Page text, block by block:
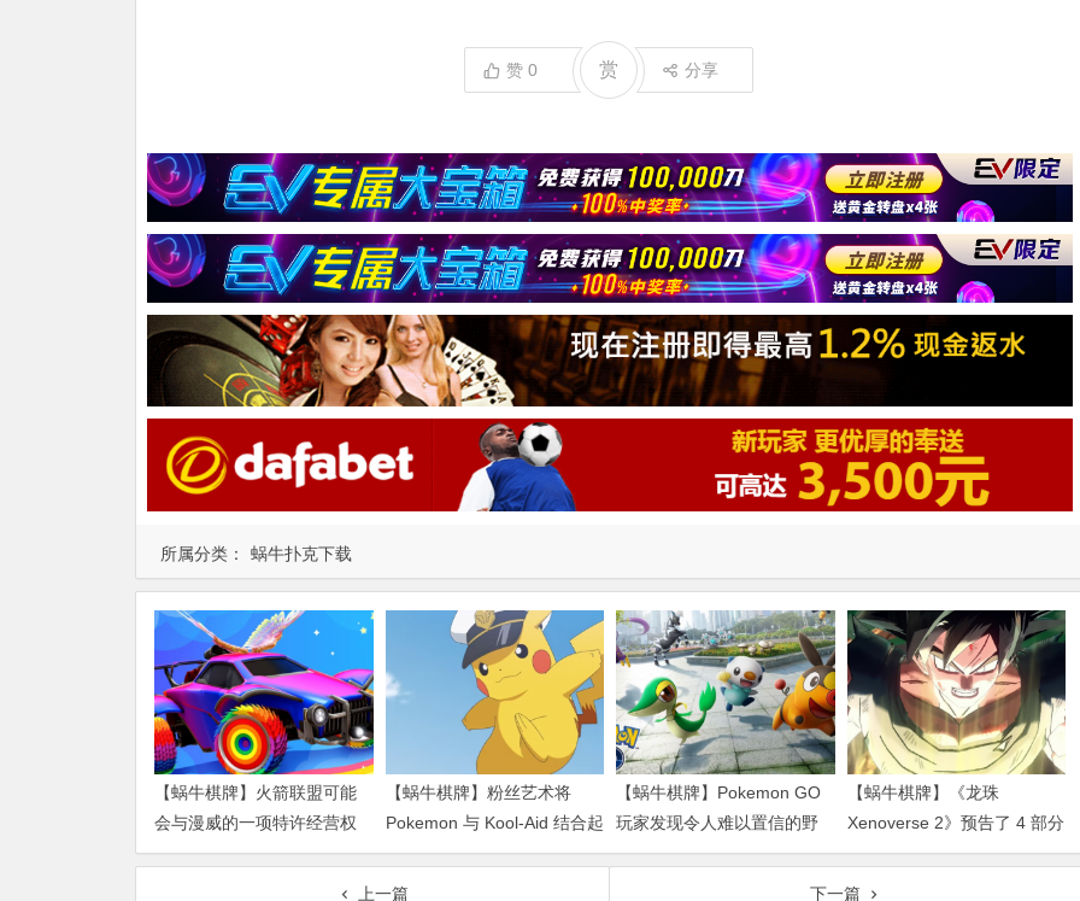
所属分类： 蜗牛扑克下载
赞 0 赏 分享
【蜗牛棋牌】火箭联盟可能
会与漫威的一项特许经营权
交叉
【蜗牛棋牌】粉丝艺术将
Pokemon 与 Kool-Aid 结合起
来
【蜗牛棋牌】Pokemon GO
玩家发现令人难以置信的野
生蝾螈
【蜗牛棋牌】《龙珠
Xenoverse 2》预告了 4 部分
的未来传奇
上一篇 下一篇